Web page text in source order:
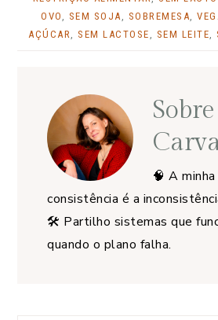
OVO
SEM SOJA SOBREMESA ,
AÇÚCAR
,SEM LACTOSE SEM LEITE ,
Sobre
🧠 A
consistência é a
🛠️ Partilho sistemas que
quando o plano falha.